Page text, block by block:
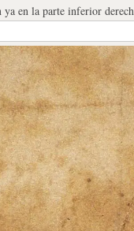
ya en la parte inferior